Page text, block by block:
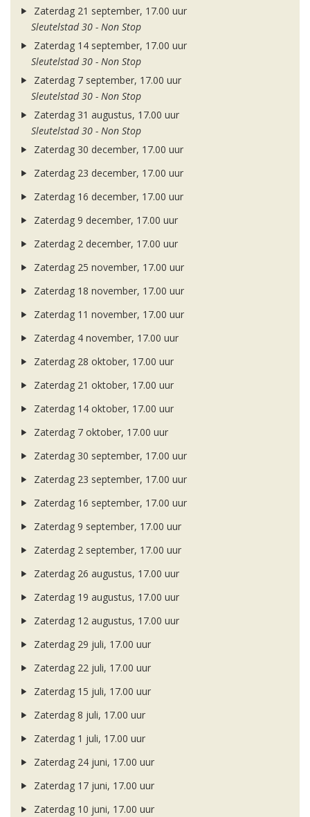
Zaterdag 21 september, 17.00 uur
Sleutelstad 30 - Non Stop
Zaterdag 14 september, 17.00 uur
Sleutelstad 30 - Non Stop
Zaterdag 7 september, 17.00 uur
Sleutelstad 30 - Non Stop
Zaterdag 31 augustus, 17.00 uur
Sleutelstad 30 - Non Stop
Zaterdag 30 december, 17.00 uur
Zaterdag 23 december, 17.00 uur
Zaterdag 16 december, 17.00 uur
Zaterdag 9 december, 17.00 uur
Zaterdag 2 december, 17.00 uur
Zaterdag 25 november, 17.00 uur
Zaterdag 18 november, 17.00 uur
Zaterdag 11 november, 17.00 uur
Zaterdag 4 november, 17.00 uur
Zaterdag 28 oktober, 17.00 uur
Zaterdag 21 oktober, 17.00 uur
Zaterdag 14 oktober, 17.00 uur
Zaterdag 7 oktober, 17.00 uur
Zaterdag 30 september, 17.00 uur
Zaterdag 23 september, 17.00 uur
Zaterdag 16 september, 17.00 uur
Zaterdag 9 september, 17.00 uur
Zaterdag 2 september, 17.00 uur
Zaterdag 26 augustus, 17.00 uur
Zaterdag 19 augustus, 17.00 uur
Zaterdag 12 augustus, 17.00 uur
Zaterdag 29 juli, 17.00 uur
Zaterdag 22 juli, 17.00 uur
Zaterdag 15 juli, 17.00 uur
Zaterdag 8 juli, 17.00 uur
Zaterdag 1 juli, 17.00 uur
Zaterdag 24 juni, 17.00 uur
Zaterdag 17 juni, 17.00 uur
Zaterdag 10 juni, 17.00 uur